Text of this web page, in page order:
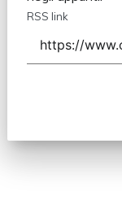
RSS link